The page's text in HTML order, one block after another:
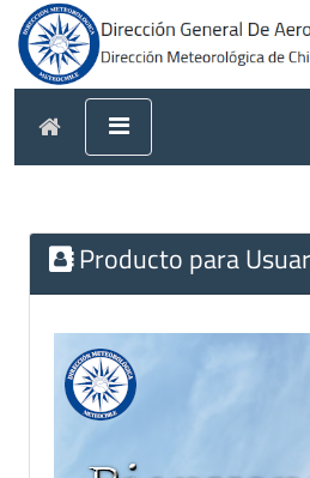
Producto para